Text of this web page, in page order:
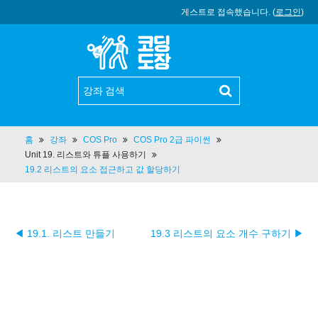
게스트로 접속했습니다. (로그인)
홈 강좌 COS Pro
COS Pro 2급 파이썬
Unit 19. 리스트와 튜플 사용하기
19.2 리스트의 요소 접근하고 값 할당하기
◀ 19.1. 리스트 만들기 19.3 리스트의 요소 개수 구하기 ▶︎